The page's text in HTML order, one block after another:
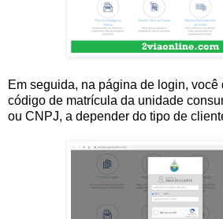
Em seguida, na página de login, você
código de matrícula da unidade
ou CNPJ, a depender do tipo de